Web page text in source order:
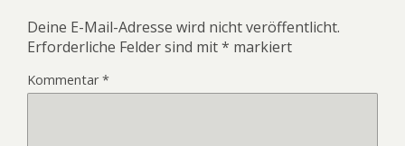
Deine E-Mail-Adresse wird nicht veröffentlicht.
Erforderliche Felder sind mit* markiert
Kommentar*